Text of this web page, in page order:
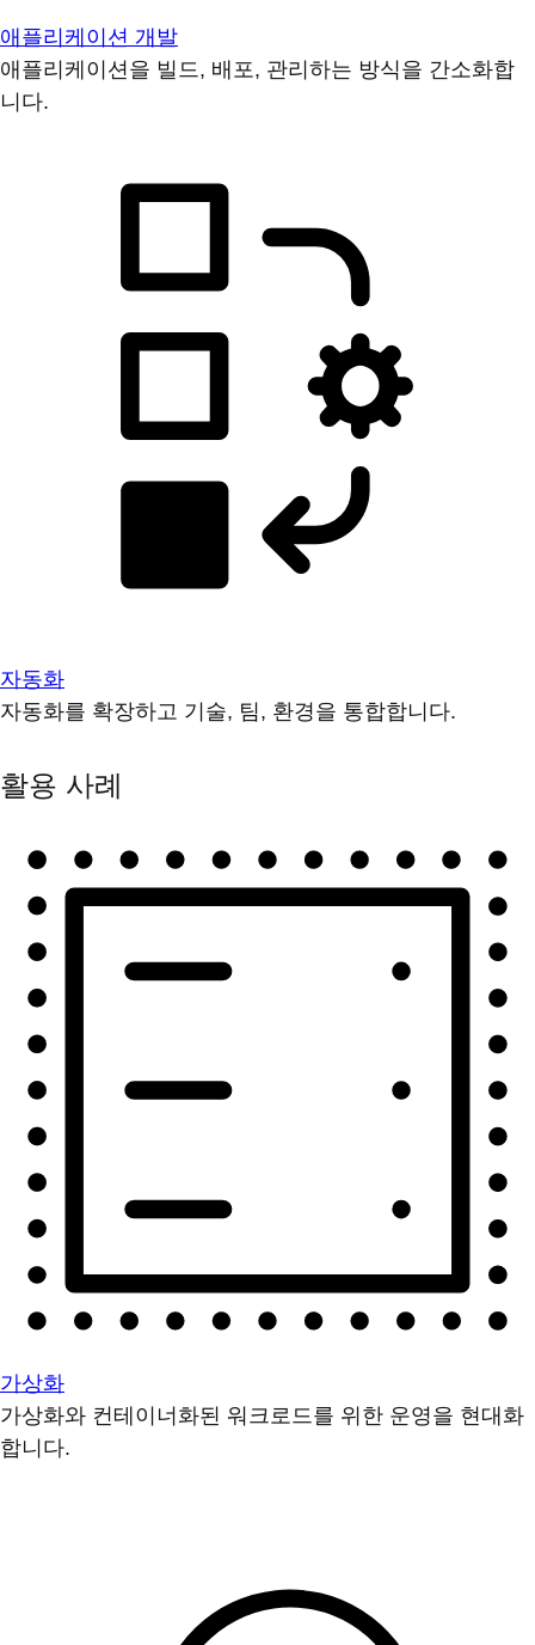
애플리케이션 개발
애플리케이션을 빌드, 배포, 관리하는 방식을 간소화합
니다.
자동화
자동화를 확장하고 기술, 팀, 환경을 통합합니다.
활용 사례
가상화
가상화와 컨테이너화된 워크로드를 위한 운영을 현대화
합니다.